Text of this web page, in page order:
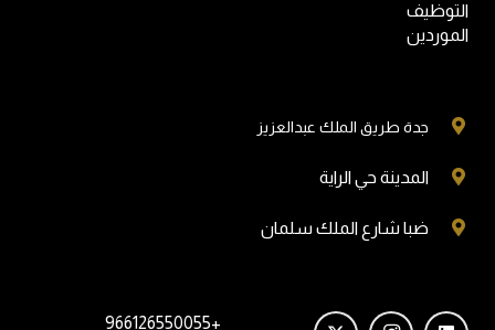
التوظيف
الموردين
جدة طريق الملك عبدالعزيز
المدينة حي الراية
ضبا شارع الملك سلمان
+966126550055